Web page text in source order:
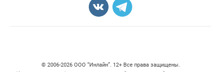
© 2006‑2026 ООО “Инлайн”. 12+ Все права защищены.